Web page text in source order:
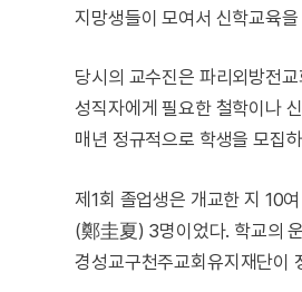
지망생들이 모여서 신학교육을
당시의 교수진은 파리외방전
성직자에게 필요한 철학이나
매년 정규적으로 학생을 모집
제1회 졸업생은 개교한 지 10
(鄭圭夏) 3명이었다. 학교의
경성교구천주교회유지재단이